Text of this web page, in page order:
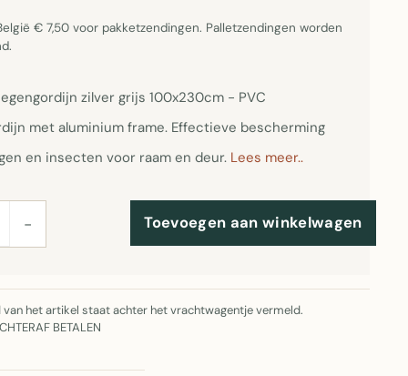
€ 7,50 voor pakketzendingen. Palletzendingen worden
zilver grijs 100x230cm - PVC
met aluminium frame. Effectieve bescherming
en insecten voor raam en deur. Lees meer..
− Toevoegen aan winkelwagen
van het artikel staat achter het vrachtwagentje vermeld.
BETALEN